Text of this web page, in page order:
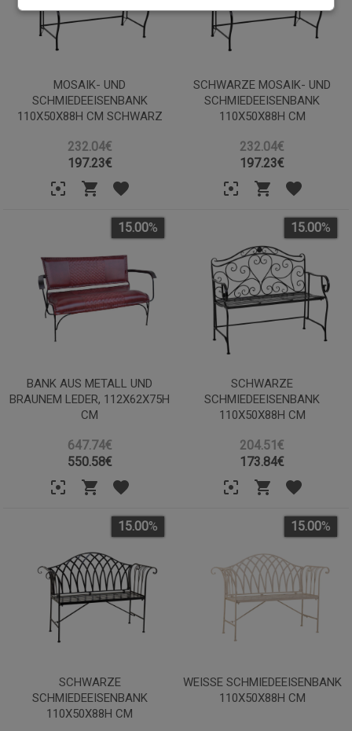
MOSAIK- UND
SCHMIEDEEISENBANK
110X50X88H CM SCHWARZ
232.04€
197.23€
SCHWARZE MOSAIK- UND
SCHMIEDEEISENBANK
110X50X88H CM
232.04€
197.23€
BANK AUS METALL UND
BRAUNEM LEDER, 112X62X75H
CM
647.74€
15.00%
550.58€
SCHWARZE
SCHMIEDEEISENBANK
110X50X88H CM
204.51€
15.00%
173.84€
SCHWARZE
SCHMIEDEEISENBANK
110X50X88H CM
15.00%
WEISSE SCHMIEDEEISENBANK 1
10X50X88H CM
15.00%